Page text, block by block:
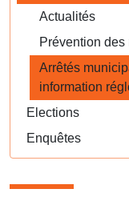
Actualités
Prévention des
Arrêtés
information
Elections
Enquêtes